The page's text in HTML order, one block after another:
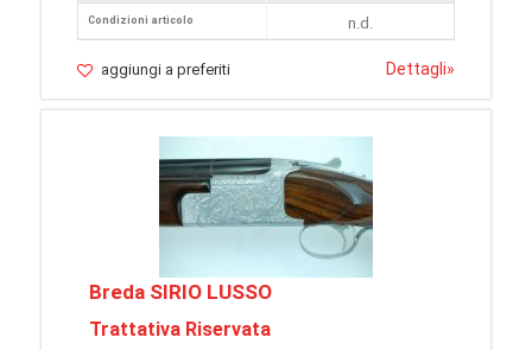
Condizioni articolo
n.d.
aggiungi a preferiti Dettagli»
Breda SIRIO LUSSO
Trattativa Riservata